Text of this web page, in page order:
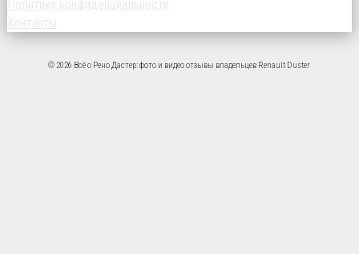
© 2026 Всё о Рено Дастер: фото и видео отзывы владельцев Renault Duster